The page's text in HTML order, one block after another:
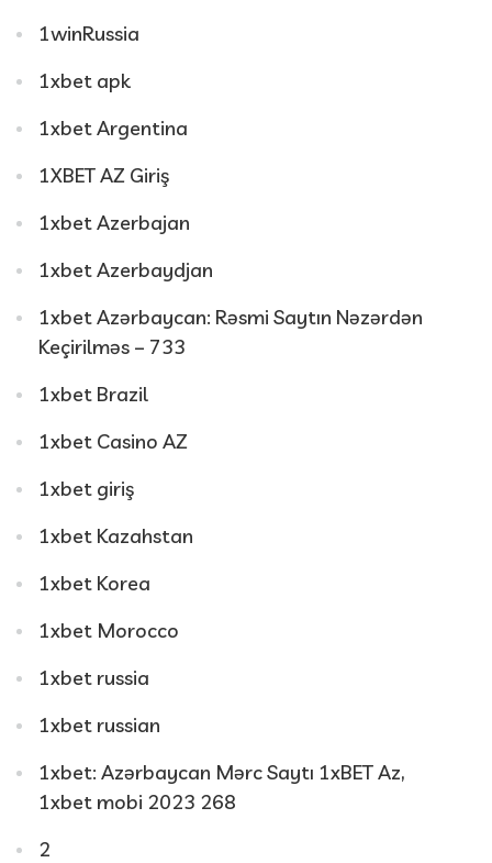
1winRussia
1xbet apk
1xbet Argentina
1XBET AZ Giriş
1xbet Azerbajan
1xbet Azerbaydjan
1xbet Azərbaycan: Rəsmi Saytın Nəzərdən
Keçirilməs – 733
1xbet Brazil
1xbet Casino AZ
1xbet giriş
1xbet Kazahstan
1xbet Korea
1xbet Morocco
1xbet russia
1xbet russian
1xbet: Azərbaycan Mərc Saytı 1xBET Az,
1xbet mobi 2023 268
2